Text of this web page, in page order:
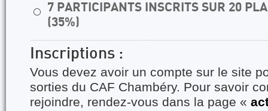
⚪
7 PARTICIPANTS INSCRITS SUR 20
(35%)
Inscriptions :
Vous devez avoir un compte sur le site
sorties du CAF Chambéry. Pour savoir
rejoindre, rendez-vous dans la page «